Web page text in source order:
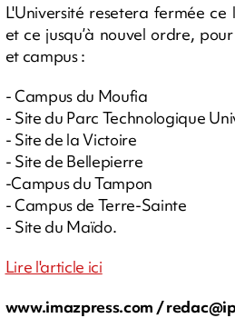
L'Université resetera fermée
et ce jusqu’à nouvel ordre,
et campus :
- Campus du Moufia
- Site du Parc Technologique
- Site de la Victoire
- Site de Bellepierre
-Campus du Tampon
- Campus de Terre-Sainte
- Site du Maïdo.
Lire l'article ici
www.imazpress.com /